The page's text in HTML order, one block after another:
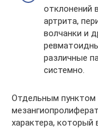
отклонений
артрита,
волчанки и
различные
системно.
Отдельным пунктом
характера, который